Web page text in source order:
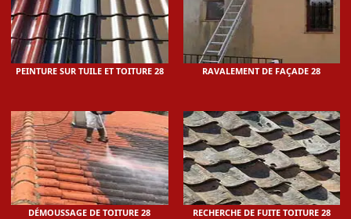
PEINTURE SUR TUILE ET TOITURE 28 RAVALEMENT DE FAÇADE 28
DÉMOUSSAGE DE TOITURE 28 RECHERCHE DE FUITE TOITURE 28